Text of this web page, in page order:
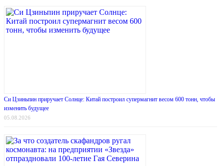
Си Цзиньпин приручает Солнце: Китай построил супермагнит весом 600 тонн, чтобы
изменить будущее
05.08.2026